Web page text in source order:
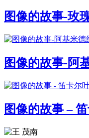
图像的故事-玫
图像的故事-阿
图像的故事 –